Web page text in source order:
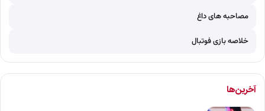
مصاحبه های داغ
خلاصه بازی فوتبال
آخرین‌ها